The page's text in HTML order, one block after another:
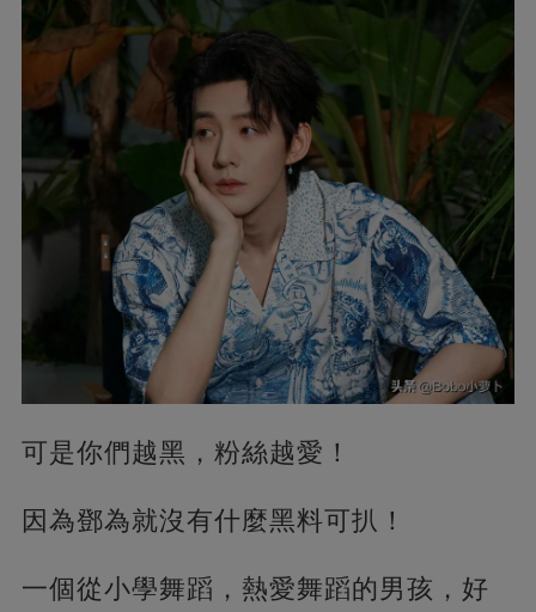
可是你們越黑，粉絲越愛！
因為鄧為就沒有什麼黑料可扒！
一個從小學舞蹈，熱愛舞蹈的男孩，好